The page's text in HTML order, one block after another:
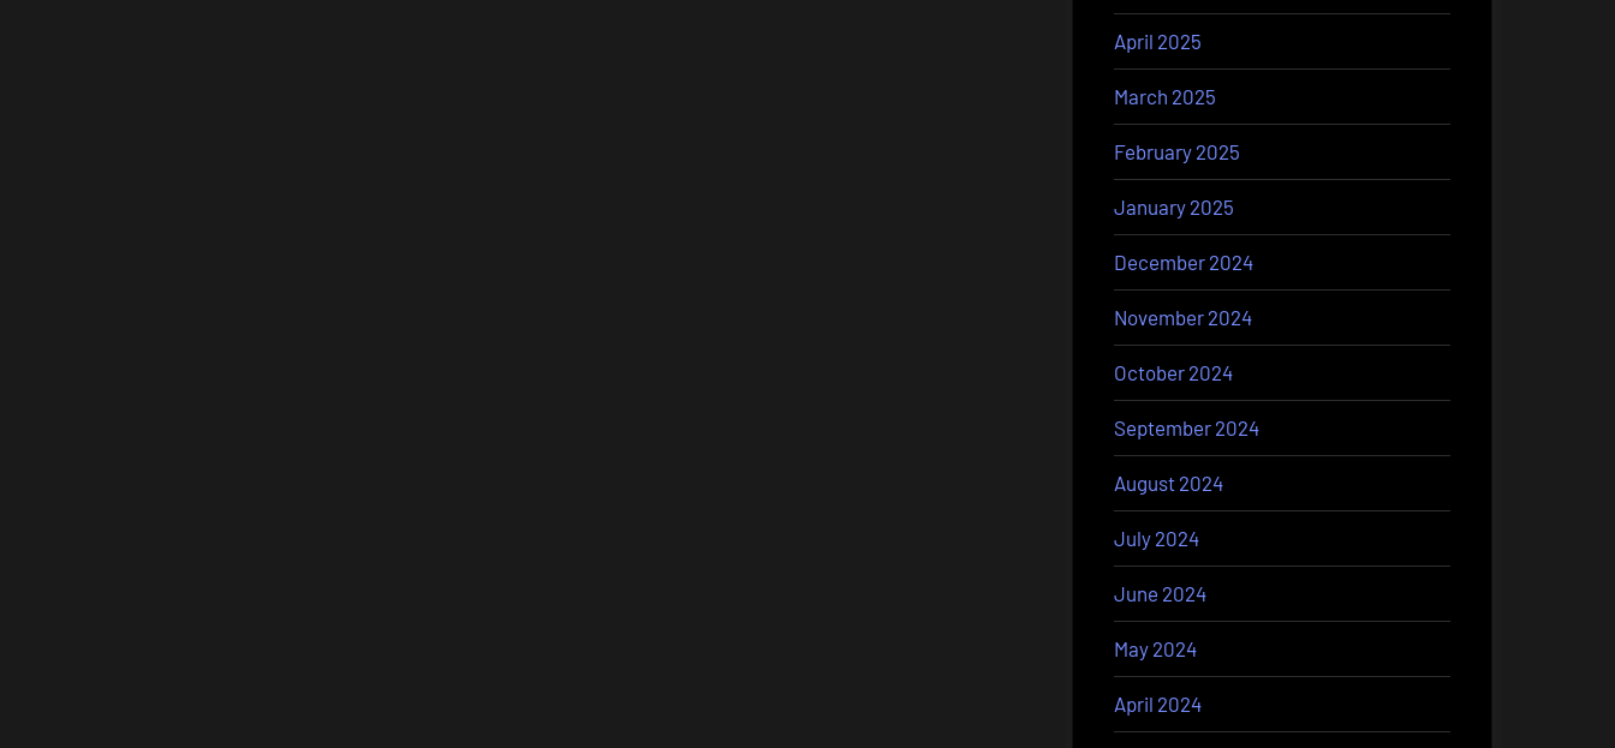
April 2025
March 2025
February 2025
January 2025
December 2024
November 2024
October 2024
September 2024
August 2024
July 2024
June 2024
May 2024
April 2024